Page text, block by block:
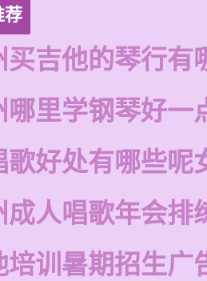
荐
买吉他的琴行有
哪里学钢琴好一
歌好处有哪些呢
成人唱歌年会排
培训暑期招生广